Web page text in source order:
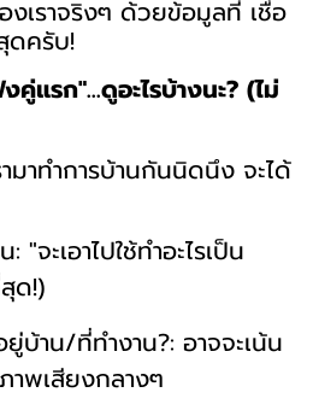
งเราจริงๆ ด้วยข้อมูลที่ เชื่อ
ดครับ!
แรก"...ดูอะไรบ้างนะ? (ไม่
มาทำการบ้านกันนิดนึง จะได้
"จะเอาไปใช้ทำอะไรเป็น
ด!)
บ้าน/ที่ทำงาน?: อาจจะเน้น
พเสียงกลางๆ